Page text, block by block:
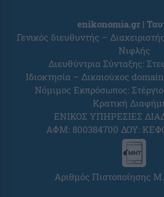
enikonomia.gr |
Γενικός διευθυντής –
Νιφλής
Διευθύντρια Σύνταξης:
Ιδιοκτησία – Δικαιούχος
Νόμιμος Εκπρόσωπος:
Κρατική
ΕΝΙΚΟΣ ΥΠΗΡΕΣΙΕΣ
ΑΦΜ: 800384700 ΔΟΥ:
Αριθμός Πιστοποίησης